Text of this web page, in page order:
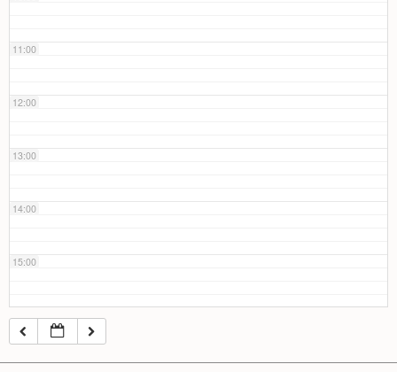
11:00
12:00
13:00
14:00
15:00
16:00